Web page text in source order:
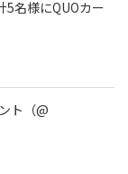
5名様にQUOカー
ト（@